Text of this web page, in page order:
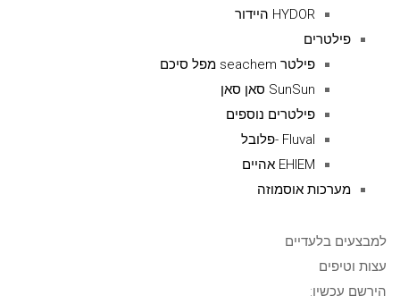
HYDOR היידור
פילטרים
פילטר seachem מפל סיכם
SunSun סאן סאן
פילטרים נוספים
Fluval -פלובל
EHIEM אהיים
מערכות אוסמוזה
למבצעים בלעדיים
עצות וטיפים
הירשם עכשיו: